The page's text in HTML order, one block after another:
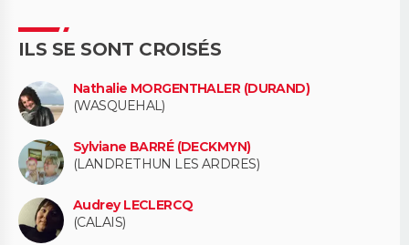
ILS SE SONT CROISÉS
Nathalie MORGENTHALER (DURAND)
(WASQUEHAL)
Sylviane BARRÉ (DECKMYN)
(LANDRETHUN LES ARDRES)
Audrey LECLERCQ
(CALAIS)